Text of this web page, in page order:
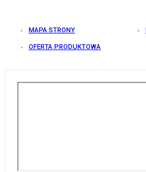
MAPA STRONY
OFERTA PRODUKTOWA